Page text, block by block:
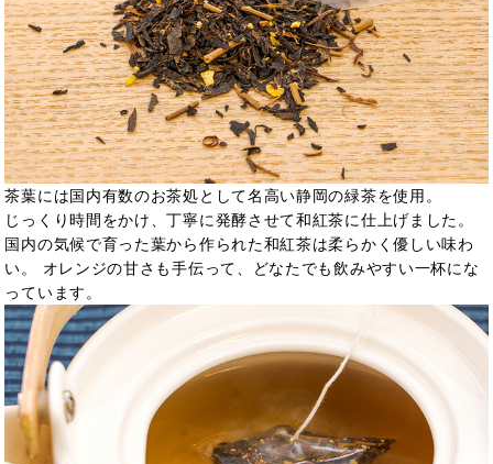
茶葉には国内有数のお茶処として名高い静岡の緑茶を使用。
じっくり時間をかけ、丁寧に発酵させて和紅茶に仕上げました。
国内の気候で育った葉から作られた和紅茶は柔らかく優しい味わ
い。 オレンジの甘さも手伝って、どなたでも飲みやすい一杯にな
っています。